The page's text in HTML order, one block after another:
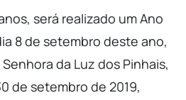
será realizado um Ano
8 de setembro deste ano,
da Luz dos Pinhais,
de setembro de 2019,